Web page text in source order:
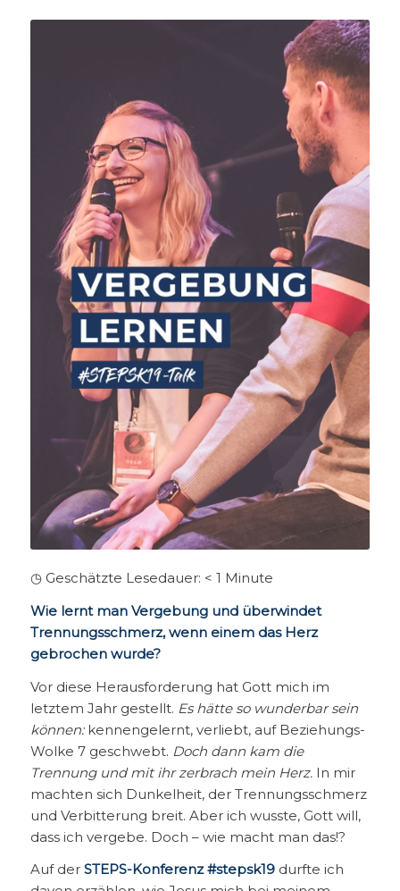
◷ Geschätzte Lesedauer: < 1 Minute
Wie lernt man Vergebung und überwindet
Trennungsschmerz, wenn einem das Herz
gebrochen wurde?
Vor diese Herausforderung hat Gott mich im
letztem Jahr gestellt. Es hätte so wunderbar sein
können:kennengelernt, verliebt, auf Beziehungs-
Wolke 7 geschwebt. Doch dann kam die
Trennung und mit ihr zerbrach mein Herz.In mir
machten sich Dunkelheit, der Trennungsschmerz
und Verbitterung breit. Aber ich wusste, Gott will,
dass ich vergebe. Doch – wie macht man das!?
Auf der STEPS-Konferenz #stepsk19durfte ich